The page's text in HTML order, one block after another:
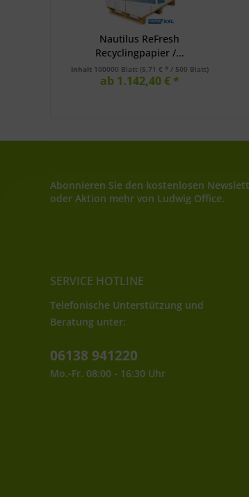
Nautilus ReFresh
Recyclingpapier /...
Inhalt 100000 Blatt (5,71 € * / 500 Blatt)
ab 1.142,40 € *
Abonnieren Sie den kostenlosen
oder Aktion mehr von Ludwig Office.
SERVICE HOTLINE
Telefonische Unterstützung und
Beratung unter:
06138 941220
Mo.-Fr. 08:00 - 16:30 Uhr